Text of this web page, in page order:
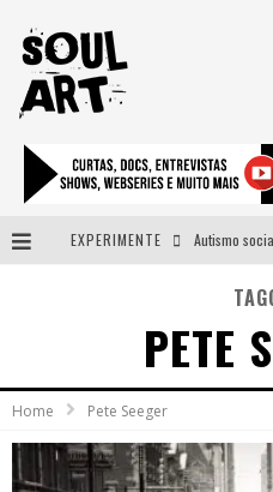
EXPERIMENTE
A subida da
Faça o bem!
PETE
Home Pete Seeger